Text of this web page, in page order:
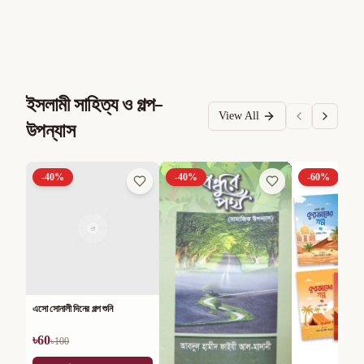
ইসলামী সাহিত্য ও গল্প-
উপন্যাস
View All
-40%
এসো সোনালী দিনের গল্প শুনি
৳60৳100
-40% -60%